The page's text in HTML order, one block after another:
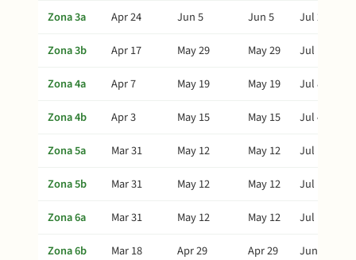
Zona 3a
Apr 24 Jun 5 Jun 5
Jul 25
Zona 3b
Apr 17 May 29 May 29
Jul 18
Zona 4a
Apr 7 May 19 May 19
Jul 8
Zona 4b
Apr 3 May 15 May 15
Jul 4
Zona 5a
Mar 31 May 12 May 12
Jul 1
Zona 5b
Mar 31 May 12 May 12
Jul 1
Zona 6a
Mar 31 May 12 May 12
Jul 1
Zona 6b
Mar 18 Apr 29 Apr 29
Jun 18